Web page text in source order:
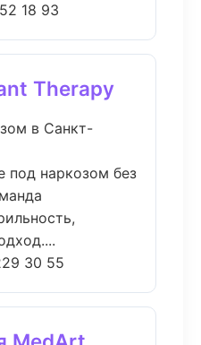
18 93
Therapy
в Санкт-
под наркозом без
30 55